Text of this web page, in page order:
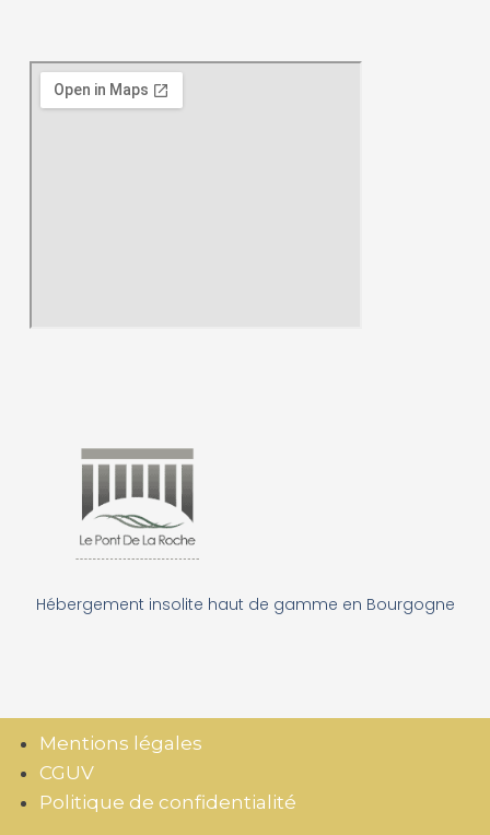
Hébergement insolite haut de gamme en Bourgogne
Mentions légales
CGUV
Politique de confidentialité